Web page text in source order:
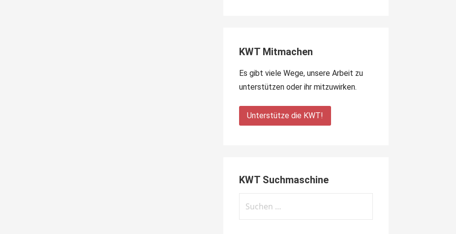
KWT Mitmachen
Es gibt viele Wege, unsere Arbeit zu
unterstützen oder ihr mitzuwirken.
Unterstütze die KWT!
KWT Suchmaschine